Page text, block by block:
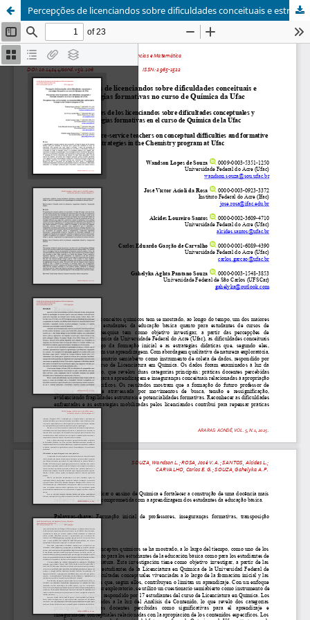
Percepções de licenciandos sobre dificuldades conceituais e estratégias formativas no curso de Química da Ufac